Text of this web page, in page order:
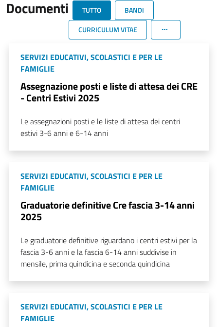
Documenti TUTTO
BANDI
CURRICULUM VITAE
SERVIZI EDUCATIVI, SCOLASTICI E PER LE
FAMIGLIE
Assegnazione posti e liste di attesa dei CRE
- Centri Estivi 2025
Le assegnazioni posti e le liste di attesa dei centri
estivi 3-6 anni e 6-14 anni
SERVIZI EDUCATIVI, SCOLASTICI E PER LE
FAMIGLIE
Graduatorie definitive Cre fascia 3-14 anni
2025
Le graduatorie definitive riguardano i centri estivi per la
fascia 3-6 anni e la fascia 6-14 anni suddivise in
mensile, prima quindicina e seconda quindicina
SERVIZI EDUCATIVI, SCOLASTICI E PER LE
FAMIGLIE